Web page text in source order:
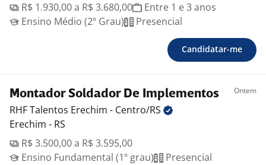
R$ 1.930,00 a R$ 3.680,00
Entre 1 e 3 anos
Ensino Médio (2º Grau)
Presencial
Candidatar-me
Montador Soldador De Implementos Ontem
RHF Talentos Erechim - Centro/RS
Erechim - RS
R$ 3.500,00 a R$ 3.595,00
Ensino Fundamental (1º grau)
Presencial